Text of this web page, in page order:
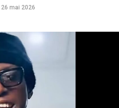
26 mai 2026